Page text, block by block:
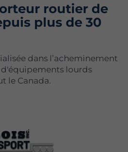
routier de
plus de 30
dans l’acheminement
lourds
le Canada.